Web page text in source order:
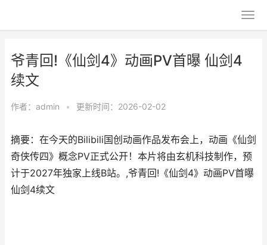
爷青回!《仙剑4》动画PV首曝 仙剑4
续文
作者： admin • 更新时间：2026-02-02
摘要：在今天的Bilibili国创动画作品发布会上，动画《仙剑
奇侠传四》概念PV正式公开！本片将由玄机科技制作，预
计于2027年独家上线B站。,爷青回!《仙剑4》动画PV首曝
仙剑4续文